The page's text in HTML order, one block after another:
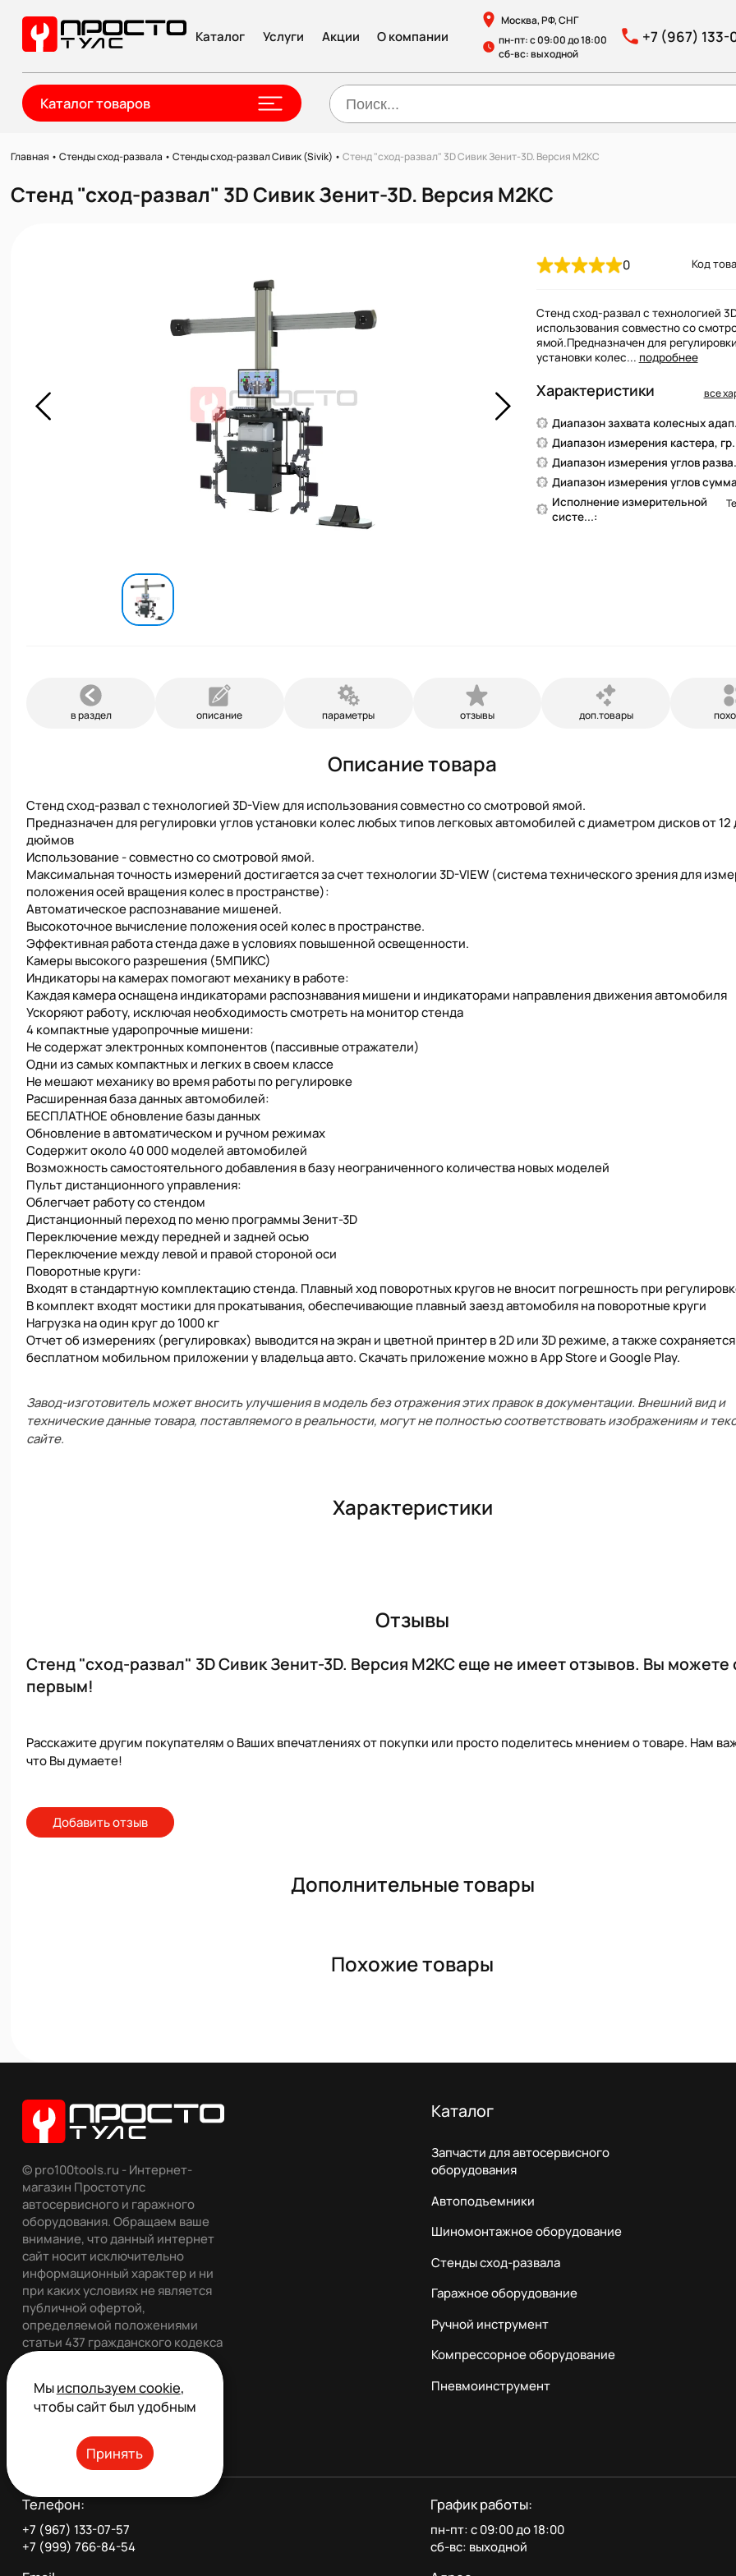
Каталог Услуги Акции О компании
Москва, РФ, СНГ
пн-пт: с 09:00 до 18:00
сб-вс: выходной
+7 (967) 133-
Каталог товаров
Главная •Стенды сход-развала •Стенды сход-развал Сивик (Sivik) •Стенд "сход-развал" 3D Сивик Зенит-3D. Версия М2КС
Стенд "сход-развал" 3D Сивик Зенит-3D. Версия М2КС
0 Код
Стенд сход-развал с технологией
использования совместно со
ямой.Предназначен для
установки колес... подробнее
Характеристики все
Диапазон захвата колесных
Диапазон измерения кастера,
Диапазон измерения углов
Диапазон измерения углов
Исполнение измерительной
систе...:
в раздел описание параметры отзывы доп.товары
Описание товара
Стенд сход-развал с технологией 3D-View для использования совместно со смотровой ямой.
Предназначен для регулировки углов установки колес любых типов легковых автомобилей с диаметром дисков от 12
дюймов
Использование - совместно со смотровой ямой.
Максимальная точность измерений достигается за счет технологии 3D-VIEW (система технического зрения для
положения осей вращения колес в пространстве):
Автоматическое распознавание мишеней.
Высокоточное вычисление положения осей колес в пространстве.
Эффективная работа стенда даже в условиях повышенной освещенности.
Камеры высокого разрешения (5МПИКС)
Индикаторы на камерах помогают механику в работе:
Каждая камера оснащена индикаторами распознавания мишени и индикаторами направления движения автомобиля
Ускоряют работу, исключая необходимость смотреть на монитор стенда
4 компактные ударопрочные мишени:
Не содержат электронных компонентов (пассивные отражатели)
Одни из самых компактных и легких в своем классе
Не мешают механику во время работы по регулировке
Расширенная база данных автомобилей:
БЕСПЛАТНОЕ обновление базы данных
Обновление в автоматическом и ручном режимах
Содержит около 40 000 моделей автомобилей
Возможность самостоятельного добавления в базу неограниченного количества новых моделей
Пульт дистанционного управления:
Облегчает работу со стендом
Дистанционный переход по меню программы Зенит-3D
Переключение между передней и задней осью
Переключение между левой и правой стороной оси
Поворотные круги:
Входят в стандартную комплектацию стенда. Плавный ход поворотных кругов не вносит погрешность при
В комплект входят мостики для прокатывания, обеспечивающие плавный заезд автомобиля на поворотные круги
Нагрузка на один круг до 1000 кг
Отчет об измерениях (регулировках) выводится на экран и цветной принтер в 2D или 3D режиме, а также
бесплатном мобильном приложении у владельца авто. Скачать приложение можно в App Store и Google Play.
Завод-изготовитель может вносить улучшения в модель без отражения этих правок в документации. Внешний вид и
технические данные товара, поставляемого в реальности, могут не полностью соответствовать изображениям и
сайте.
Характеристики
Отзывы
Стенд "сход-развал" 3D Сивик Зенит-3D. Версия М2КС еще не имеет отзывов. Вы можете
первым!
Расскажите другим покупателям о Ваших впечатлениях от покупки или просто поделитесь мнением о товаре. Нам
что Вы думаете!
Добавить отзыв
Дополнительные товары
Похожие товары
© pro100tools.ru - Интернет-
магазин Простотулс
автосервисного и гаражного
оборудования. Обращаем ваше
внимание, что данный интернет
сайт носит исключительно
информационный характер и ни
при каких условиях не является
публичной офертой,
определяемой положениями
статьи 437 гражданского кодекса
РФ. Все права защищены.
Обратный звонок
Каталог
Запчасти для автосервисного
оборудования
Автоподъемники
Шиномонтажное оборудование
Стенды сход-развала
Гаражное оборудование
Ручной инструмент
Компрессорное оборудование
Пневмоинструмент
Телефон:
+7 (967) 133-07-57
+7 (999) 766-84-54
График работы:
пн-пт: с 09:00 до 18:00
сб-вс: выходной
Мыиспользуем cookie,
чтобы сайт был удобным
Принять